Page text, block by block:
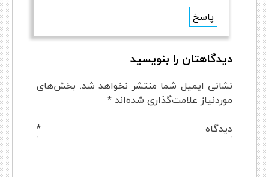
پاسخ
navigation
دیدگاهتان را بنویسید
نشانی ایمیل شما منتشر نخواهد شد. بخش‌های
موردنیاز علامت‌گذاری شده‌اند*
دیدگاه *